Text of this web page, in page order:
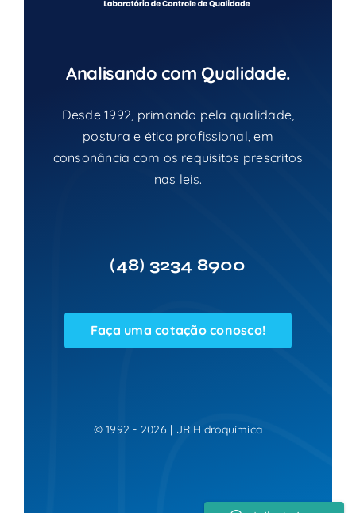
Analisando com Qualidade.
Desde 1992, primando pela qualidade,
postura e ética profissional, em
consonância com os requisitos prescritos
nas leis.
(48) 3234 8900
Faça uma cotação conosco!
© 1992 - 2026 | JR Hidroquímica